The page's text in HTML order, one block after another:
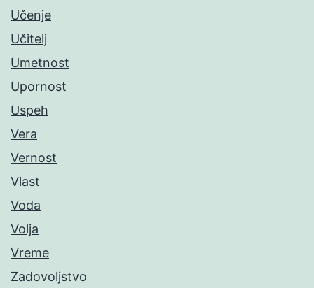
Učenje
Učitelj
Umetnost
Upornost
Uspeh
Vera
Vernost
Vlast
Voda
Volja
Vreme
Zadovoljstvo